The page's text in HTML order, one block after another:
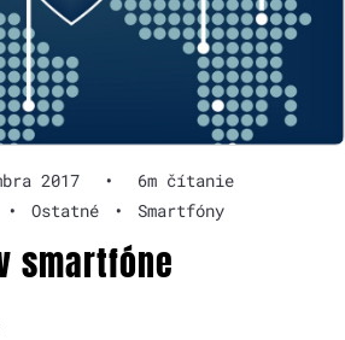
2017 •
6m čítanie
• Ostatné • Smartfóny
smartfóne